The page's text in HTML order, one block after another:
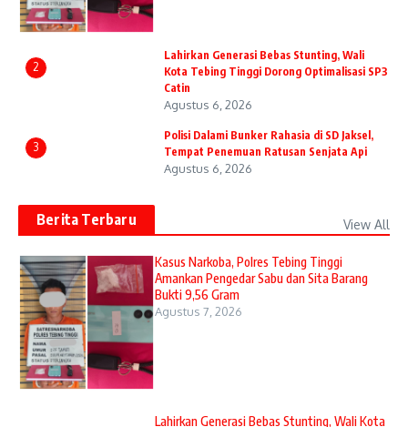
2
Lahirkan Generasi Bebas Stunting, Wali
Kota Tebing Tinggi Dorong Optimalisasi SP3
Catin
Agustus 6, 2026
3
Polisi Dalami Bunker Rahasia di SD Jaksel,
Tempat Penemuan Ratusan Senjata Api
Agustus 6, 2026
Berita Terbaru View All
Kasus Narkoba, Polres Tebing Tinggi
Amankan Pengedar Sabu dan Sita Barang
Bukti 9,56 Gram
Agustus 7, 2026
Lahirkan Generasi Bebas Stunting, Wali Kota